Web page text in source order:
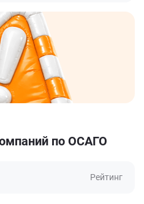
по ОСАГО
Рейтинг